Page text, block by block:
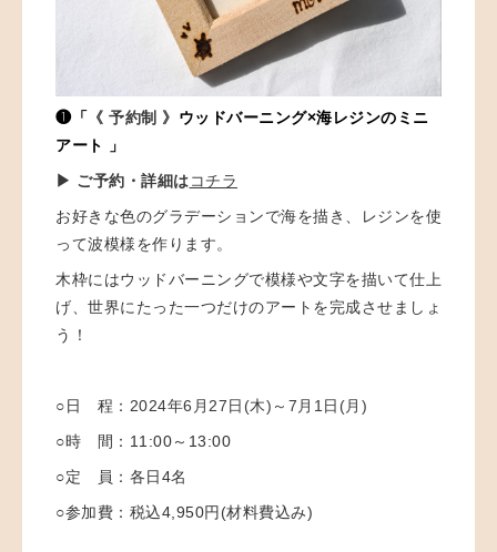
❶「 《 予約制 》 ウッドバーニング×海レジンのミニ
アート 」
▶ ご予約・詳細はコチラ
お好きな色のグラデーションで海を描き、レジンを使
って波模様を作ります。
木枠にはウッドバーニングで模様や文字を描いて仕上
げ、世界にたった一つだけのアートを完成させましょ
う！
○日 程： 2024年6月27日(木)～7月1日(月)
○時 間： 11:00～13:00
○定 員： 各日4名
○参加費： 税込4,950円(材料費込み)